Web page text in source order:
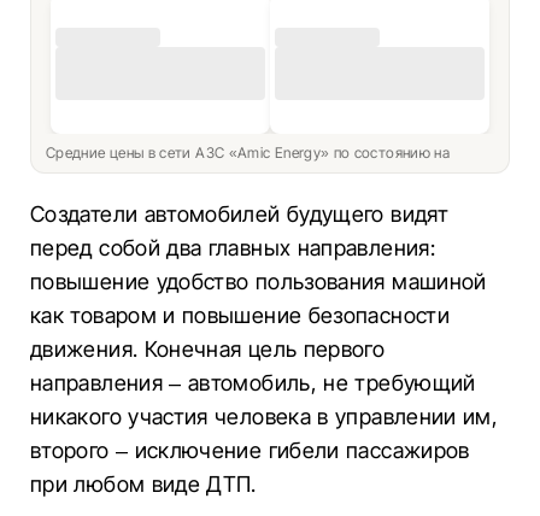
Средние цены в сети АЗС «Amic Energy» по состоянию на
Создатели автомобилей будущего видят
перед собой два главных направления:
повышение удобство пользования машиной
как товаром и повышение безопасности
движения. Конечная цель первого
направления – автомобиль, не требующий
никакого участия человека в управлении им,
второго – исключение гибели пассажиров
при любом виде ДТП.